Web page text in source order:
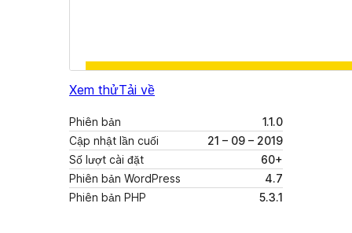
Xem thửTải về
Phiên bản
1.1.0
Cập nhật lần cuối
21 – 09 – 2019
Số lượt cài đặt
60+
Phiên bản WordPress
4.7
Phiên bản PHP
5.3.1